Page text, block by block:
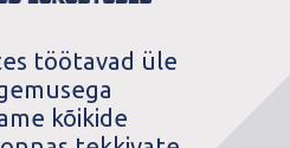
töötavad üle
kõikide